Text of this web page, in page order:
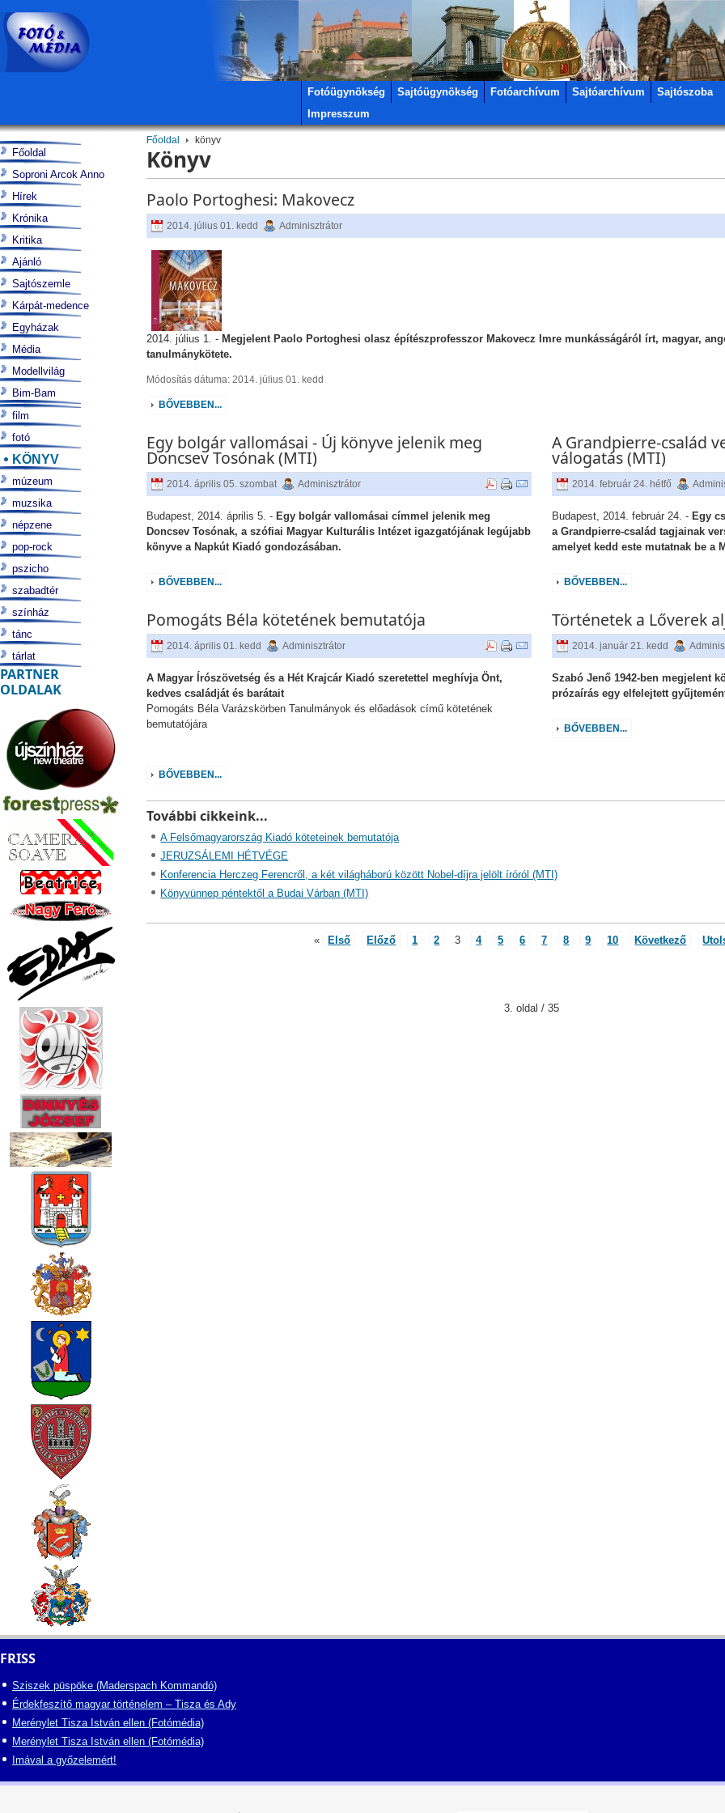
Fotóügynökség Sajtóügynökség Fotóarchívum Sajtóarchívum
Sajtószoba
Impresszum
Főoldal könyv
Könyv
Paolo Portoghesi: Makovecz
2014. július 01. kedd Adminisztrátor
2014. július 1. - Megjelent Paolo Portoghesi olasz építészprofesszor Makovecz Imre munkásságáról írt, magyar,
tanulmánykötete.
Módosítás dátuma: 2014. július 01. kedd
BŐVEBBEN...
Egy bolgár vallomásai - Új könyve jelenik meg
Doncsev Tosónak (MTI)
2014. április 05. szombat Adminisztrátor
Budapest, 2014. április 5. - Egy bolgár vallomásai címmel jelenik meg
Doncsev Tosónak, a szófiai Magyar Kulturális Intézet igazgatójának legújabb
könyve a Napkút Kiadó gondozásában.
BŐVEBBEN...
Pomogáts Béla kötetének bemutatója
2014. április 01. kedd Adminisztrátor
A Magyar Írószövetség és a Hét Krajcár Kiadó szeretettel meghívja Önt,
kedves családját és barátait
Pomogáts Béla Varázskörben Tanulmányok és előadások című kötetének
bemutatójára
BŐVEBBEN...
A Grandpierre-család
válogatás (MTI)
2014. február 24. hétfő
Budapest, 2014. február 24. - Egy
a Grandpierre-család tagjainak
amelyet kedd este mutatnak be a
BŐVEBBEN...
Történetek a Lőverek
2014. január 21. kedd
Szabó Jenő 1942-ben megjelent
prózaírás egy elfelejtett
BŐVEBBEN...
További cikkeink...
A Felsőmagyarország Kiadó köteteinek bemutatója
JERUZSÁLEMI HÉTVÉGE
Konferencia Herczeg Ferencről, a két világháború között Nobel-díjra jelölt íróról (MTI)
Könyvünnep péntektől a Budai Várban (MTI)
« Első Előző 1 2 3 4 5 6 7 8 9 10 Következő
3. oldal / 35
Főoldal
Soproni Arcok Anno
Hírek
Krónika
Kritika
Ajánló
Sajtószemle
Kárpát-medence
Egyházak
Média
Modellvilág
Bim-Bam
film
fotó
KÖNYV
múzeum
muzsika
népzene
pop-rock
pszicho
szabadtér
színház
tánc
tárlat
PARTNER
OLDALAK
FRISS
Sziszek püspöke (Maderspach Kommandó)
Érdekfeszítő magyar történelem – Tisza és Ady
Merénylet Tisza István ellen (Fotómédia)
Merénylet Tisza István ellen (Fotómédia)
Imával a győzelemért!